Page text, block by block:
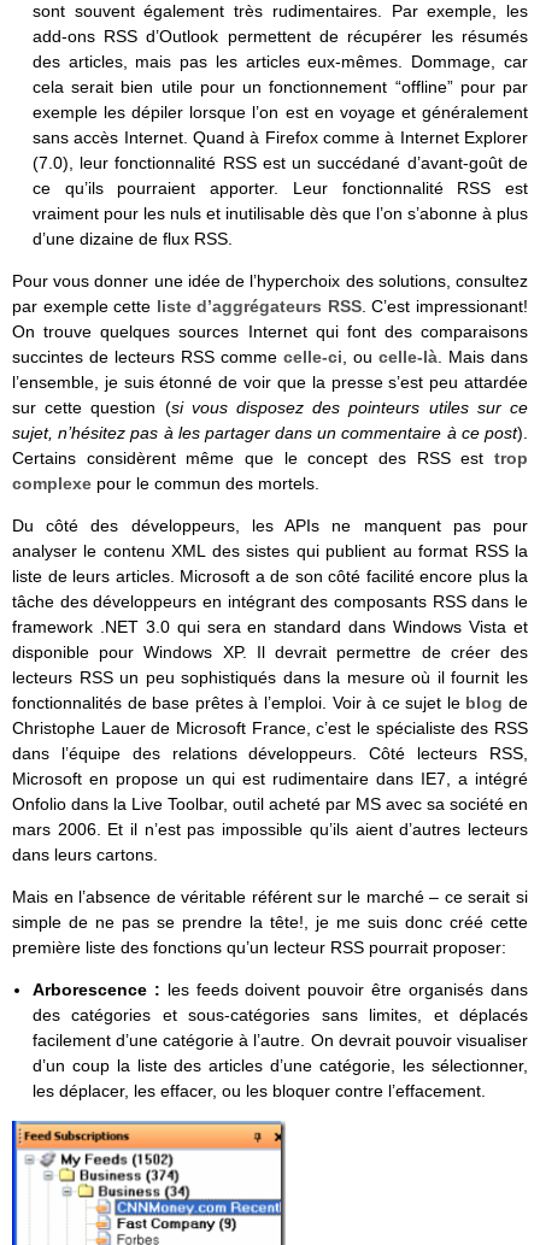
sont souvent également très rudimentaires. Par exemple, les
add-ons RSS d’Outlook permettent de récupérer les résumés
des articles, mais pas les articles eux-mêmes. Dommage, car
cela serait bien utile pour un fonctionnement “offline” pour par
exemple les dépiler lorsque l’on est en voyage et généralement
sans accès Internet. Quand à Firefox comme à Internet Explorer
(7.0), leur fonctionnalité RSS est un succédané d’avant-goût de
ce qu’ils pourraient apporter. Leur fonctionnalité RSS est
vraiment pour les nuls et inutilisable dès que l’on s’abonne à plus
d’une dizaine de flux RSS.
Pour vous donner une idée de l’hyperchoix des solutions, consultez
par exemple cette liste d’aggrégateurs RSS. C’est impressionant!
On trouve quelques sources Internet qui font des comparaisons
succintes de lecteurs RSS comme celle-ci , ou celle-là . Mais dans
l’ensemble, je suis étonné de voir que la presse s’est peu attardée
sur cette question (si vous disposez des pointeurs utiles sur ce
sujet, n’hésitez pas à les partager dans un commentaire à ce post).
Certains considèrent même que le concept des RSS est trop
complexe pour le commun des mortels.
Du côté des développeurs, les APIs ne manquent pas pour
analyser le contenu XML des sistes qui publient au format RSS la
liste de leurs articles. Microsoft a de son côté facilité encore plus la
tâche des développeurs en intégrant des composants RSS dans le
framework .NET 3.0 qui sera en standard dans Windows Vista et
disponible pour Windows XP. Il devrait permettre de créer des
lecteurs RSS un peu sophistiqués dans la mesure où il fournit les
fonctionnalités de base prêtes à l’emploi. Voir à ce sujet le blog de
Christophe Lauer de Microsoft France, c’est le spécialiste des RSS
dans l’équipe des relations développeurs. Côté lecteurs RSS,
Microsoft en propose un qui est rudimentaire dans IE7, a intégré
Onfolio dans la Live Toolbar, outil acheté par MS avec sa société en
mars 2006. Et il n’est pas impossible qu’ils aient d’autres lecteurs
dans leurs cartons.
Mais en l’absence de véritable référent sur le marché – ce serait si
simple de ne pas se prendre la tête!, je me suis donc créé cette
première liste des fonctions qu’un lecteur RSS pourrait proposer:
Arborescence : les feeds doivent pouvoir être organisés dans
des catégories et sous-catégories sans limites, et déplacés
facilement d’une catégorie à l’autre. On devrait pouvoir visualiser
d’un coup la liste des articles d’une catégorie, les sélectionner,
les déplacer, les effacer, ou les bloquer contre l’effacement.